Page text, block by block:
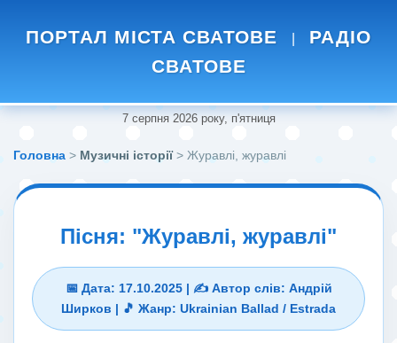
ПОРТАЛ МІСТА СВАТОВЕ
РАДІО
СВАТОВЕ
7 серпня 2026 року, п'ятниця
Головна > Музичні історії> Журавлі, журавлі
Пісня: "Журавлі, журавлі"
📅 Дата: 17.10.2025 | ✍️ Автор слів: Андрій
Ширков | 🎵 Жанр: Ukrainian Ballad / Estrada